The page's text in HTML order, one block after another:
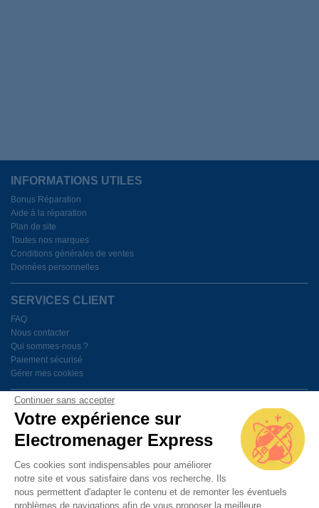
Continuer sans accepter
Votre expérience sur
Electromenager Express
Ces cookies sont indispensables pour améliorer
notre site et vous satisfaire dans vos recherche. Ils
nous permettent d'adapter le contenu et de remonter les éventuels
problèmes de navigations afin de vous proposer la meilleure
INFORMATIONS UTILES
Bonus Réparation
Aide à la réparation
Plan de site
Toutes nos marques
Conditions générales de ventes
Données personnelles
SERVICES CLIENT
FAQ
Nous contacter
Qui sommes-nous ?
Paiement sécurisé
Gérer mes cookies
BESOIN D'AIDE ?
PAIEMENT SÉCURISÉ